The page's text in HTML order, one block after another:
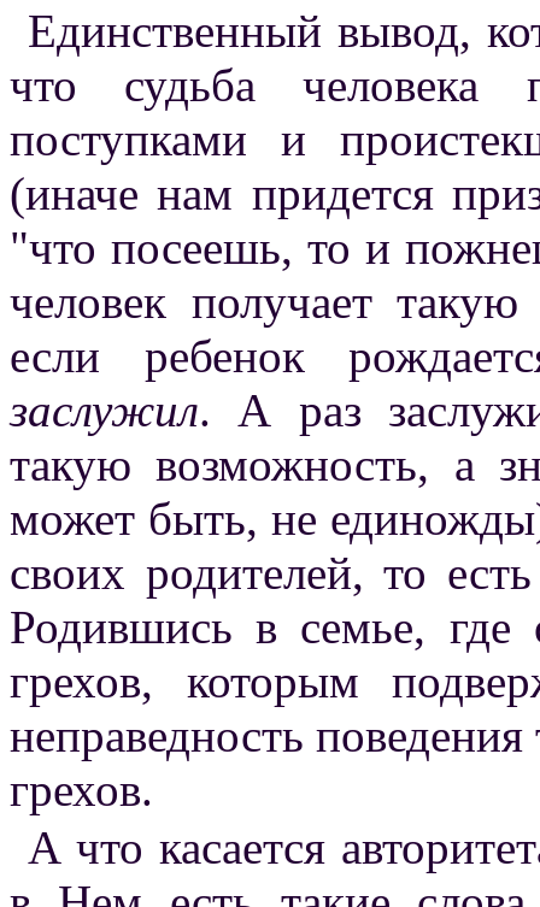
Единственный вывод,
что судьба человека
поступками и
(иначе нам придется
"что посеешь, то и
человек получает
если ребенок
заслужил. А раз
такую возможность, а
может быть, не
своих родителей, то
Родившись в семье, где
грехов, которым
неправедность поведения
грехов.
А что касается